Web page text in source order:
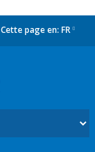
Cette page en: FR